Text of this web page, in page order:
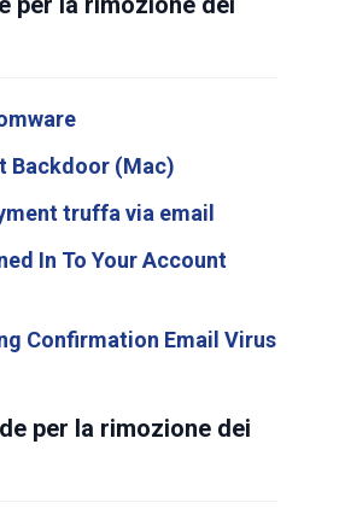
Backdoor (Mac)
truffa via email
In To Your Account
Confirmation Email Virus
per la rimozione dei